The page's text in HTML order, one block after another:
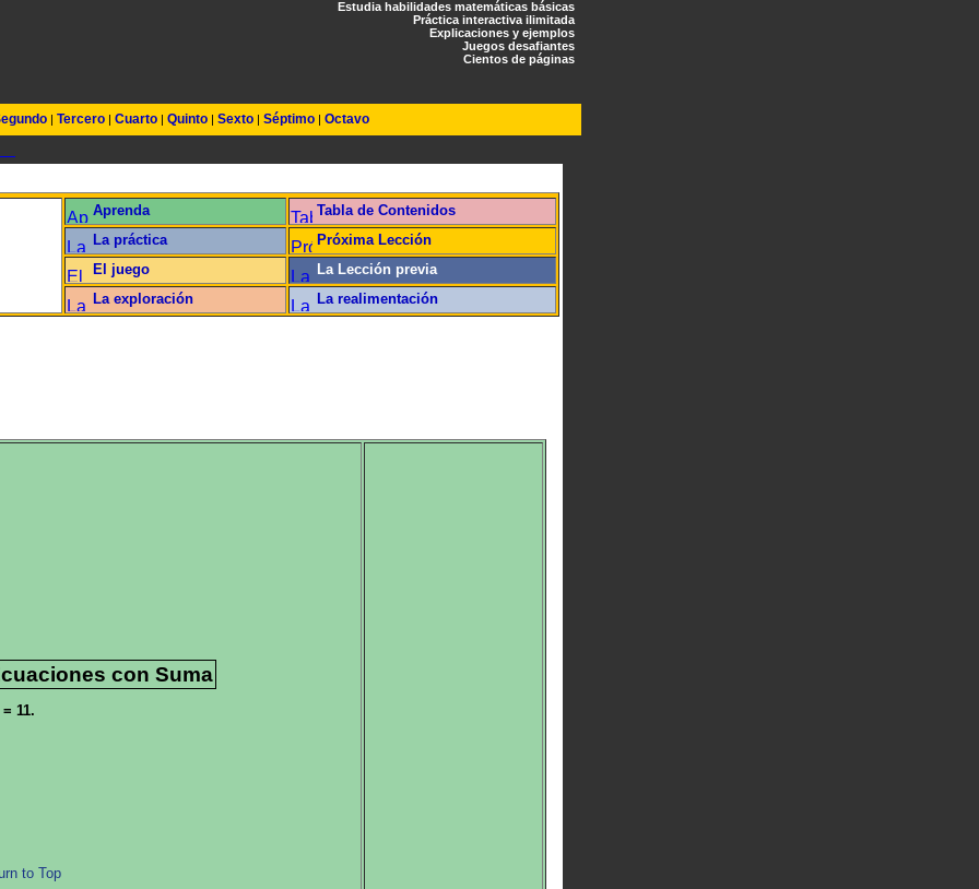
Estudia habilidades matemáticas básicas
Práctica interactiva ilimitada
Explicaciones y ejemplos
Juegos desafiantes
Cientos de páginas
| Tercero | Cuarto | Quinto | Sexto | Séptimo | Octavo
Aprenda
Tabla de Contenidos
La práctica
Próxima Lección
El juego
La Lección previa
La exploración
La realimentación
con Suma
11.
to Top